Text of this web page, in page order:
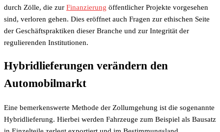
durch Zölle, die zur Finanzierung öffentlicher Projekte vorgesehen
sind, verloren gehen. Dies eröffnet auch Fragen zur ethischen Seite
der Geschäftspraktiken dieser Branche und zur Integrität der
regulierenden Institutionen.
Hybridlieferungen verändern den
Automobilmarkt
Eine bemerkenswerte Methode der Zollumgehung ist die sogenannte
Hybridlieferung. Hierbei werden Fahrzeuge zum Beispiel als Bausatz